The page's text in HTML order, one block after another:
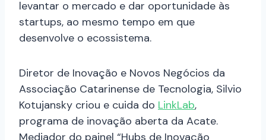
levantar o mercado e dar oportunidade às
startups, ao mesmo tempo em que
desenvolve o ecossistema.
Diretor de Inovação e Novos Negócios da
Associação Catarinense de Tecnologia, Silvio
Kotujansky criou e cuida do LinkLab,
programa de inovação aberta da Acate.
Mediador do painel “Hubs de Inovação